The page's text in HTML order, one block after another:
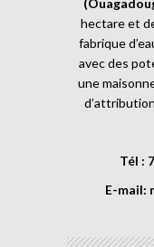
hectare et
fabrique
avec des
une
Tél :
E-mail: